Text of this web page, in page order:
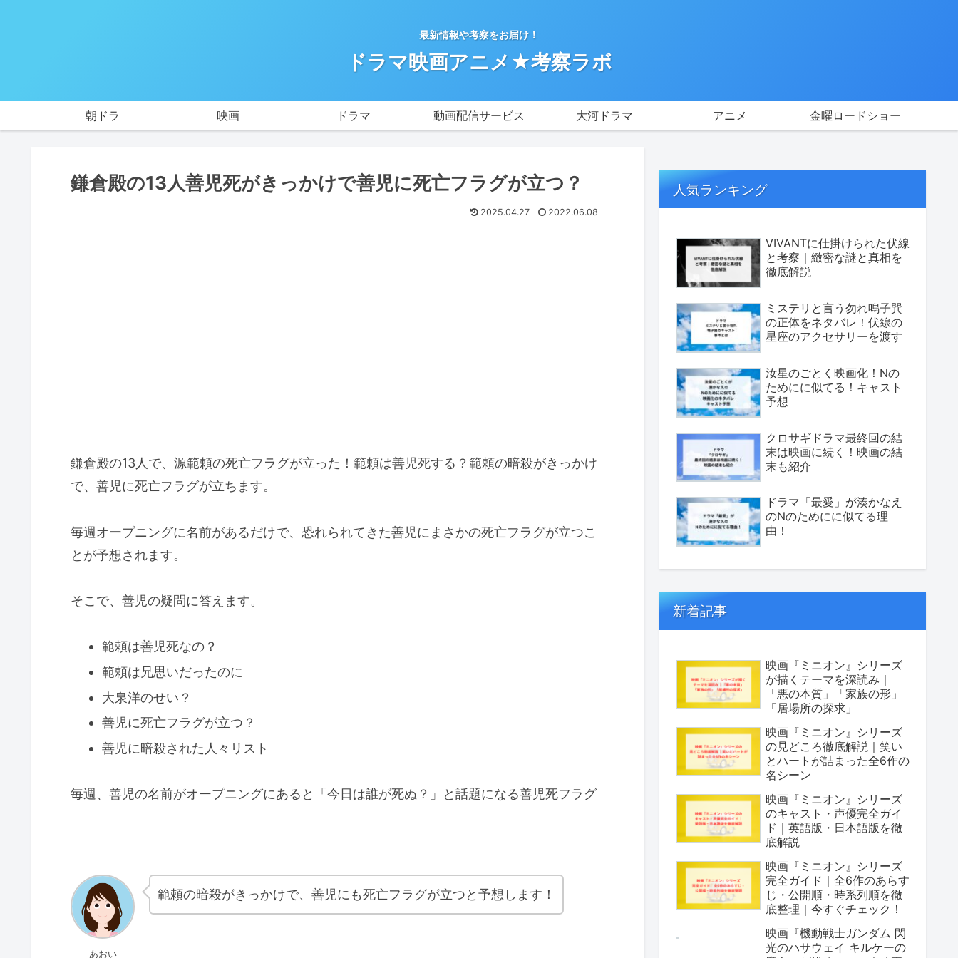
最新情報や考察をお届け！
ドラマ映画アニメ★考察ラボ
朝ドラ 映画 ドラマ 動画配信サービス 大河ドラマ アニメ 金曜ロードショー
鎌倉殿の13人善児死がきっかけで善児に死亡フラグが立つ？
2025.04.27 2022.06.08
鎌倉殿の13人で、源範頼の死亡フラグが立った！範頼は善児死する？範頼の暗殺がきっかけ
で、善児に死亡フラグが立ちます。
毎週オープニングに名前があるだけで、恐れられてきた善児にまさかの死亡フラグが立つこ
とが予想されます。
そこで、善児の疑問に答えます。
範頼は善児死なの？
範頼は兄思いだったのに
大泉洋のせい？
善児に死亡フラグが立つ？
善児に暗殺された人々リスト
毎週、善児の名前がオープニングにあると「今日は誰が死ぬ？」と話題になる善児死フラグ
あおい
範頼の暗殺がきっかけで、善児にも死亡フラグが立つと予想します！
人気ランキング
VIVANTに仕掛けられた伏線
と考察｜緻密な謎と真相を
徹底解説
ミステリと言う勿れ鳴子巽
の正体をネタバレ！伏線の
星座のアクセサリーを渡す
汝星のごとく映画化！Nの
ためにに似てる！キャスト
予想
クロサギドラマ最終回の結
末は映画に続く！映画の結
末も紹介
ドラマ「最愛」が湊かなえ
のNのためにに似てる理
由！
新着記事
映画『ミニオン』シリーズ
が描くテーマを深読み｜
「悪の本質」「家族の形」
「居場所の探求」
映画『ミニオン』シリーズ
の見どころ徹底解説｜笑い
とハートが詰まった全6作の
名シーン
映画『ミニオン』シリーズ
のキャスト・声優完全ガイ
ド｜英語版・日本語版を徹
底解説
映画『ミニオン』シリーズ
完全ガイド｜全6作のあらす
じ・公開順・時系列順を徹
底整理｜今すぐチェック！
映画『機動戦士ガンダム 閃
光のハサウェイ キルケーの